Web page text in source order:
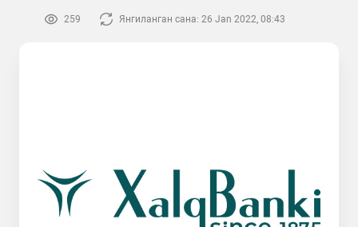
259 Янгиланган сана: 26 Jan 2022, 08:43